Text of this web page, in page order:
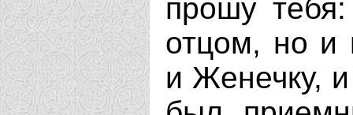
прошу
отцом, но и
и Женечку,